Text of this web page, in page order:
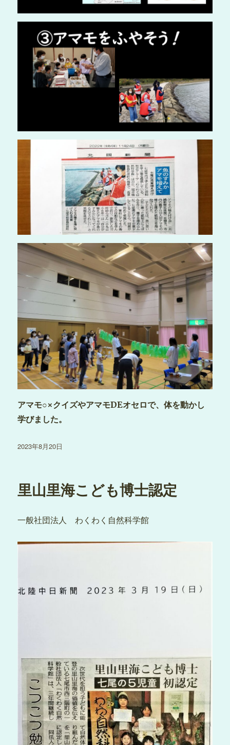
アマモ○×クイズやアマモDEオセロで、体を動かし
学びました。
投
2023年8月20日
里山里海こども博士認定
一般社団法人 わくわく自然科学館